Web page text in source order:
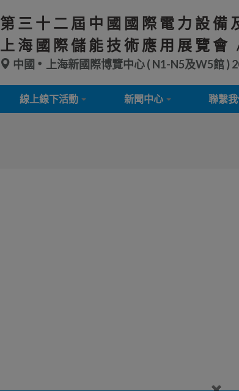
第三十二屆中國國際電力設備
上海國際儲能技術應用展覽會
中國 上海新國際博覽中心 ( N1-N5及W5館 )
線上線下活動 新聞中心 聯繫